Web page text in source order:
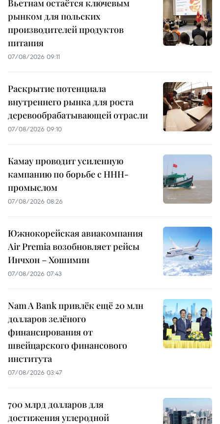
Вьетнам остаётся ключевым
рынком для польских
производителей продуктов
питания
07/08/2026 09:11
Раскрытие потенциала
внутреннего рынка для роста
деревообрабатывающей отрасли
07/08/2026 09:10
Камау проводит усиленную
кампанию по борьбе с ННН-
промыслом
07/08/2026 08:26
Южнокорейская авиакомпания
Air Premia возобновляет рейсы
Инчхон – Хошимин
07/08/2026 07:43
Nam A Bank привлёк ещё 20 млн
долларов зелёного
финансирования от
швейцарского финансового
института
07/08/2026 03:47
700 млрд долларов для
достижения углеродной